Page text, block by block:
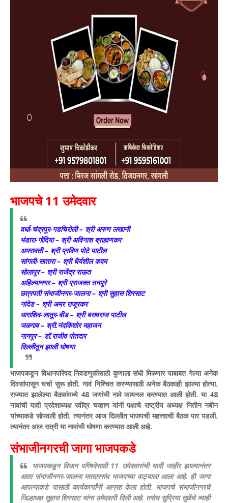
भाजपचे 11 उमेदवार
वर्धा-चंद्रपूर-गडचिरोली – श्री अरुण लखानी
भंडारा-गोंदिया – श्री अविनाश ब्राह्मणकर
अमरावती – श्री प्रविण पोटे पाटील
सांगली-सातारा – श्री धैर्यशील कदम
सोलापूर – श्री राजेंद्र राऊत
अहिल्यानगर – श्री प्राजक्त तनपुरे
छत्रपती संभाजीनगर-जालना – श्री सुहास शिरसाट
नांदेड – श्री अमर राजूरकर
धाराशिव-लातूर-बीड – श्री बसवराज पाटील
जळगाव – श्री.नंदकिशोर महाजन
नागपूर – डॉ.राजीव पोतदार
दिल्लीतून झाली घोषणा
भाजपकडून विधानपरिषद निवडणुकीसाठी कुणाला संधी मिळणार याबाबत गेल्या अनेक
दिवसांपासून चर्चा सुरू होती. नावं निश्चित करण्यासाठी अनेक बैठकाही झाल्या होत्या.
राज्यात झालेल्या बैठकांमध्ये 48 जणांची नावे फायनल करण्यात आली होती. या 48
नावांची यादी प्रदेशाध्यक्ष रवींद्र चव्हाण यांनी पक्षाचे राष्ट्रीय अध्यक्ष नितीन नबीन
यांच्याकडे सोपवली होती. त्यानंतर आज दिल्लीत भाजपची महत्त्वाची बैठक पार पडली.
त्यानंतर आज रात्री या नावांची घोषणा करण्यात आली आहे.
संभाजीनगरची जागा भाजपकडे
भाजपकडून विधान परिषदेसाठी 11 उमेदवारांची यादी जाहीर झाल्यानंतर
आता संभाजीनगर-जालना मतदारसंघ भाजपच्या वाट्याला आला आहे. ही जागा
आपल्याकडे यासाठी कार्यकर्त्यांनी आग्रह केला होती. भाजपचे संभाजीनगरचे
जिल्हाधक्ष सुहास शिरसाट यांना उमेदवारी दिली आहे. तसेच सुप्रिया सुळेंचे व्याही